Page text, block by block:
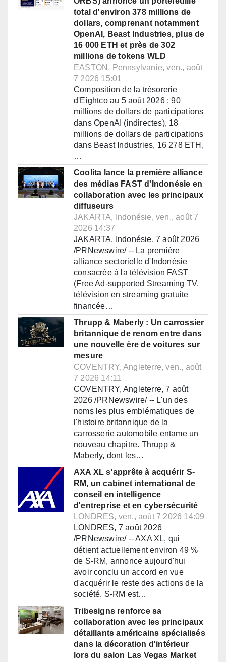
total d'environ 378 millions de
dollars, comprenant notamment
OpenAI, Beast Industries, plus de
16 000 ETH et près de 302
millions de tokens WLD
EASTON, Pennsylvanie, ven., août
7 2026 15:01
Composition de la trésorerie
d'Eightco au 5 août 2026 : 90
millions de dollars de participations
dans OpenAI (indirectes), 18
millions de dollars de participations
dans Beast Industries, 16 278 ETH,
…
Coolita lance la première alliance
des médias FAST d'Indonésie en
collaboration avec les principaux
diffuseurs
JAKARTA, Indonésie, ven., août 7
2026 14:37
JAKARTA, Indonésie, 7 août 2026
/PRNewswire/ -- La première
alliance sectorielle d'Indonésie
consacrée à la télévision FAST
(Free Ad-supported Streaming TV,
télévision en streaming gratuite
financée…
Thrupp & Maberly : Un carrossier
britannique de renom entre dans
une nouvelle ère de voitures sur
mesure
COVENTRY, Angleterre, ven., août
7 2026 14:11
COVENTRY, Angleterre, 7 août
2026 /PRNewswire/ -- L'un des
noms les plus emblématiques de
l'histoire britannique de la
carrosserie automobile entame un
nouveau chapitre. Thrupp &
Maberly, dont les…
AXA XL s'apprête à acquérir S-
RM, un cabinet international de
conseil en intelligence
d'entreprise et en cybersécurité
LONDRES, ven., août 7 2026 14:09
LONDRES, 7 août 2026
/PRNewswire/ -- AXA XL, qui
détient actuellement environ 49 %
de S-RM, annonce aujourd'hui
avoir conclu un accord en vue
d'acquérir le reste des actions de la
société. S-RM est…
Tribesigns renforce sa
collaboration avec les principaux
détaillants américains spécialisés
dans la décoration d'intérieur
lors du salon Las Vegas Market